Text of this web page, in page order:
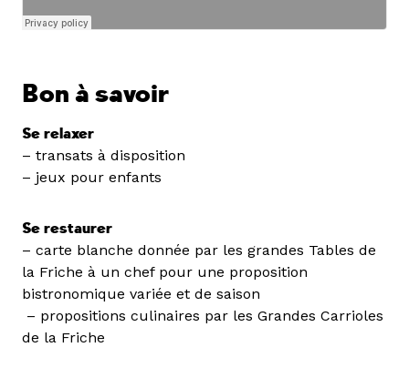
Bon à savoir
Se relaxer
– transats à disposition
– jeux pour enfants
Se restaurer
– carte blanche donnée par les grandes Tables de
la Friche à un chef pour une proposition
bistronomique variée et de saison
– propositions culinaires par les Grandes Carrioles
de la Friche